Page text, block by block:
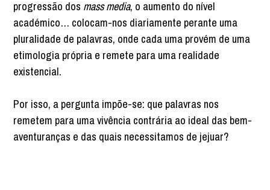
progressão dos mass media, o aumento do nível
académico… colocam-nos diariamente perante uma
pluralidade de palavras, onde cada uma provém de uma
etimologia própria e remete para uma realidade
existencial.
Por isso, a pergunta impõe-se: que palavras nos
remetem para uma vivência contrária ao ideal das bem-
aventuranças e das quais necessitamos de jejuar?